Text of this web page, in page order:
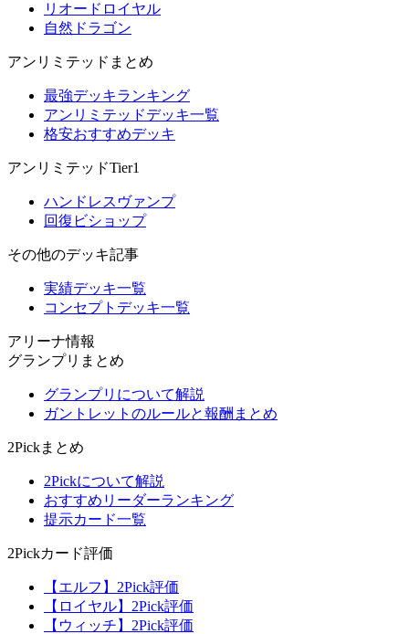
リオードロイヤル
自然ドラゴン
アンリミテッドまとめ
最強デッキランキング
アンリミテッドデッキ一覧
格安おすすめデッキ
アンリミテッドTier1
ハンドレスヴァンプ
回復ビショップ
その他のデッキ記事
実績デッキ一覧
コンセプトデッキ一覧
アリーナ情報
グランプリまとめ
グランプリについて解説
ガントレットのルールと報酬まとめ
2Pickまとめ
2Pickについて解説
おすすめリーダーランキング
提示カード一覧
2Pickカード評価
【エルフ】2Pick評価
【ロイヤル】2Pick評価
【ウィッチ】2Pick評価